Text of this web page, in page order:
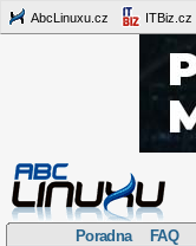
AbcLinuxu.cz ITBiz.cz
Poradna FAQ